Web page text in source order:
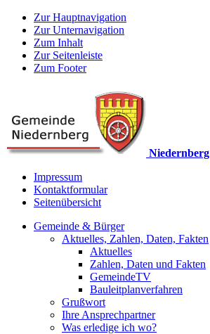
Zur Hauptnavigation
Zur Unternavigation
Zum Inhalt
Zur Seitenleiste
Zum Footer
Niedernberg
Impressum
Kontaktformular
Seitenübersicht
Gemeinde & Bürger
Aktuelles, Zahlen, Daten, Fakten
Aktuelles
Zahlen, Daten und Fakten
GemeindeTV
Bauleitplanverfahren
Grußwort
Ihre Ansprechpartner
Was erledige ich wo?